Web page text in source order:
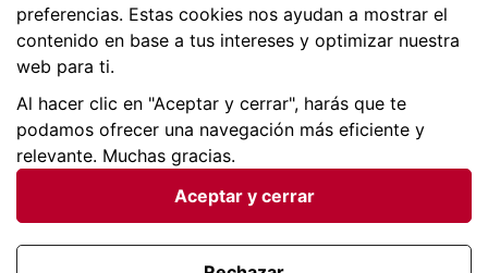
Condiciones generales |Privacidad de datos | Política
preferencias. Estas cookies nos ayudan a mostrar el
contenido en base a tus intereses y optimizar nuestra
web para ti.
Al hacer clic en "Aceptar y cerrar", harás que te
podamos ofrecer una navegación más eficiente y
relevante. Muchas gracias.
Aceptar y cerrar